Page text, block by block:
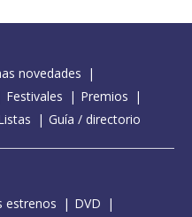
novedades
Festivales
Premios
Guía / directorio
estrenos
DVD